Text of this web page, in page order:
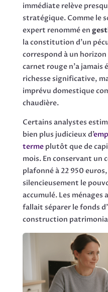
immédiate relève
stratégique. Comme le
expert renommé en
la constitution d’un
correspond à un
carnet rouge n’a jamais
richesse significative,
imprévu domestique
chaudière.
Certains analystes
bien plus judicieux d’
termeplutôt que de
mois. En conservant un
plafonné à 22 950
silencieusement le
accumulé. Les ménages
fallait séparer le fonds
construction